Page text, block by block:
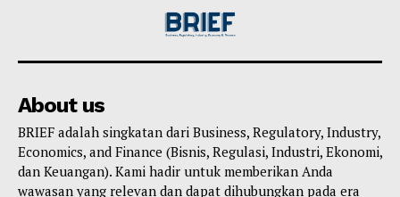
About us
BRIEF adalah singkatan dari Business, Regulatory, Industry,
Economics, and Finance (Bisnis, Regulasi, Industri, Ekonomi,
dan Keuangan). Kami hadir untuk memberikan Anda
wawasan yang relevan dan dapat dihubungkan pada era